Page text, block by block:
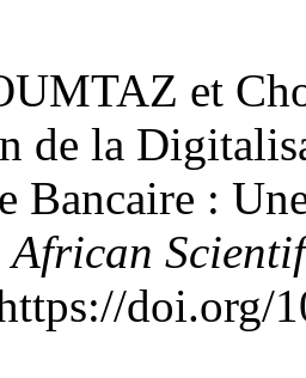
et
de la
Bancaire :
African
doi.org/